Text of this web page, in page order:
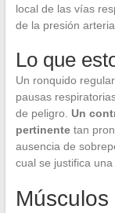
local de las vías
de la presión
Lo que
Un ronquido
pausas
de peligro. Un
pertinentetan
ausencia de
cual se justifica